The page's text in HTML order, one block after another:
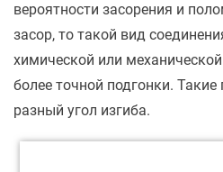
вероятности засорения и
засор, то такой вид
химической или
более точной подгонки.
разный угол изгиба.